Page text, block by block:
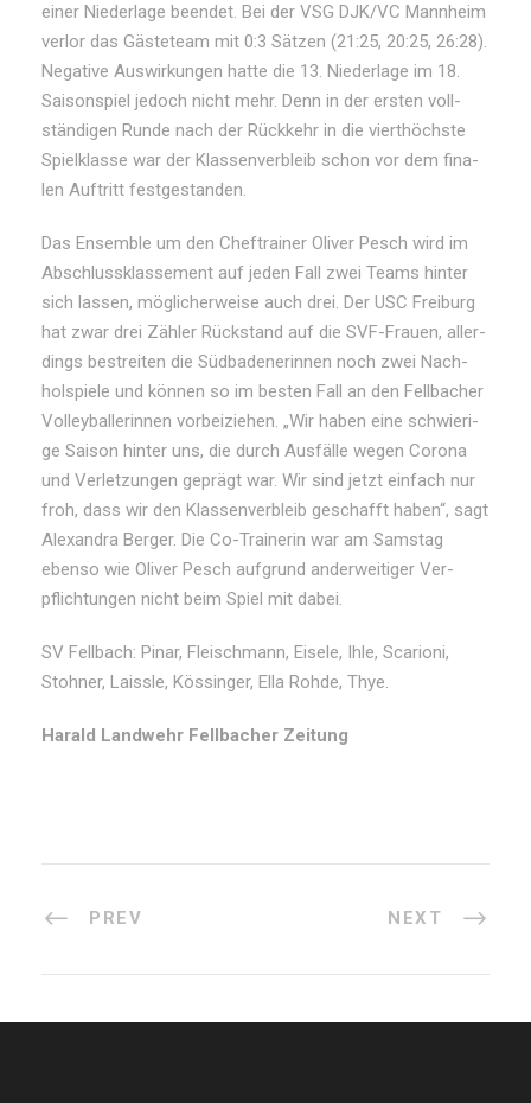
ei­ner Nie­der­la­ge be­en­det. Bei der VSG DJK/VC Mann­heim
ver­lor das Gäs­te­team mit 0:3 Sät­zen (21:25, 20:25, 26:28).
Ne­ga­ti­ve Aus­wir­kun­gen hat­te die 13. Nie­der­la­ge im 18.
Sai­son­spiel je­doch nicht mehr. Denn in der ers­ten voll­
stän­di­gen Run­de nach der Rück­kehr in die viert­höchs­te
Spiel­klas­se war der Klas­sen­ver­bleib schon vor dem fi­na­
len Auf­tritt fest­ge­stan­den.
Das En­sem­ble um den Chef­trai­ner Oli­ver Pesch wird im
Ab­schluss­klas­se­ment auf je­den Fall zwei Teams hin­ter
sich las­sen, mög­li­cher­wei­se auch drei. Der USC Frei­burg
hat zwar drei Zäh­ler Rück­stand auf die SVF-Frau­en, al­ler­
dings be­strei­ten die Süd­ba­de­ne­rin­nen noch zwei Nach­
hol­spie­le und kön­nen so im bes­ten Fall an den Fell­ba­cher
Vol­ley­bal­le­rin­nen vor­bei­zie­hen. „Wir ha­ben ei­ne schwie­ri­
ge Sai­son hin­ter uns, die durch Aus­fäl­le we­gen Co­ro­na
und Ver­let­zun­gen ge­prägt war. Wir sind jetzt ein­fach nur
froh, dass wir den Klas­sen­ver­bleib ge­schafft ha­ben“, sagt
Alex­an­dra Ber­ger. Die Co-Trai­ne­rin war am Sams­tag
eben­so wie Oli­ver Pesch auf­grund an­der­wei­ti­ger Ver­
pflich­tun­gen nicht beim Spiel mit da­bei.
SV Fell­bach: Pi­nar, Fleisch­mann, Ei­se­le, Ih­le, Sca­rio­ni,
Stoh­ner, Laiss­le, Kös­sin­ger, El­la Roh­de, Thye.
Harald Landwehr Fellbacher Zeitung
PREV NEXT